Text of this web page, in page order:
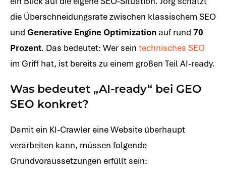
die Überschneidungsrate zwischen klassischem SEO
und Generative Engine Optimization auf rund 70
Prozent. Das bedeutet: Wer sein technisches SEO
im Griff hat, ist bereits zu einem großen Teil AI-ready.
Was bedeutet „AI-ready“ bei GEO
SEO konkret?
Damit ein KI-Crawler eine Website überhaupt
verarbeiten kann, müssen folgende
Grundvoraussetzungen erfüllt sein: